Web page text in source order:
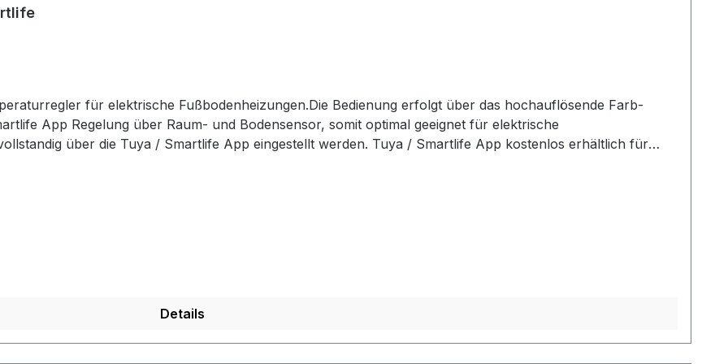
für elektrische Fußbodenheizungen.Die Bedienung erfolgt über das hochauflösende Farb-
App Regelung über Raum- und Bodensensor, somit optimal geeignet für elektrische
über die Tuya / Smartlife App eingestellt werden. Tuya / Smartlife App kostenlos erhältlich für
RT-70 erfolgt in Standard Unterputz-Schalterdosen, Durchmesser von 68 mm. Lieferumfang:
Details